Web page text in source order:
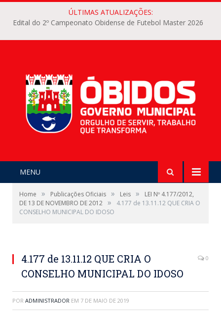
ÚLTIMAS ATUALIZAÇÕES:
Edital do 2º Campeonato Obidense de Futebol Master 2026
MENU
Home » Publicações Oficiais » Leis »
LEI Nº 4.177/2012,
DE 13 DE NOVEMBRO DE 2012 »
4.177 de 13.11.12 QUE CRIA O
CONSELHO MUNICIPAL DO IDOSO
4.177 de 13.11.12 QUE CRIA O
CONSELHO MUNICIPAL DO IDOSO
0
POR ADMINISTRADOR EM 7 DE MAIO DE 2019